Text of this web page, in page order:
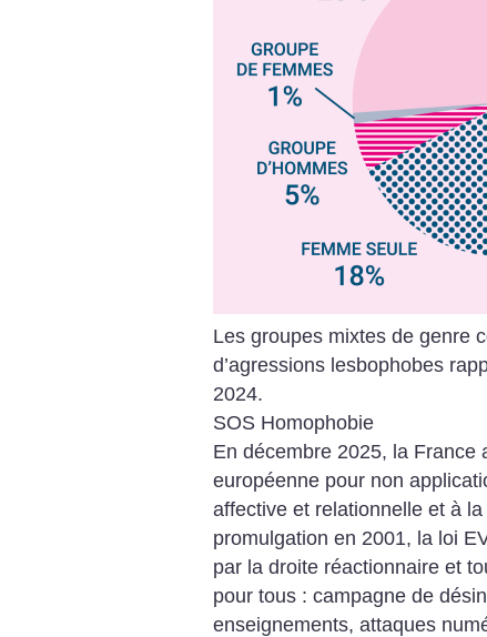
Les groupes mixtes de genre
d’agressions lesbophobes
2024.
SOS Homophobie
En décembre 2025, la France
européenne pour non
affective et relationnelle et à
promulgation en 2001, la loi
par la droite réactionnaire et
pour tous : campagne de
enseignements, attaques